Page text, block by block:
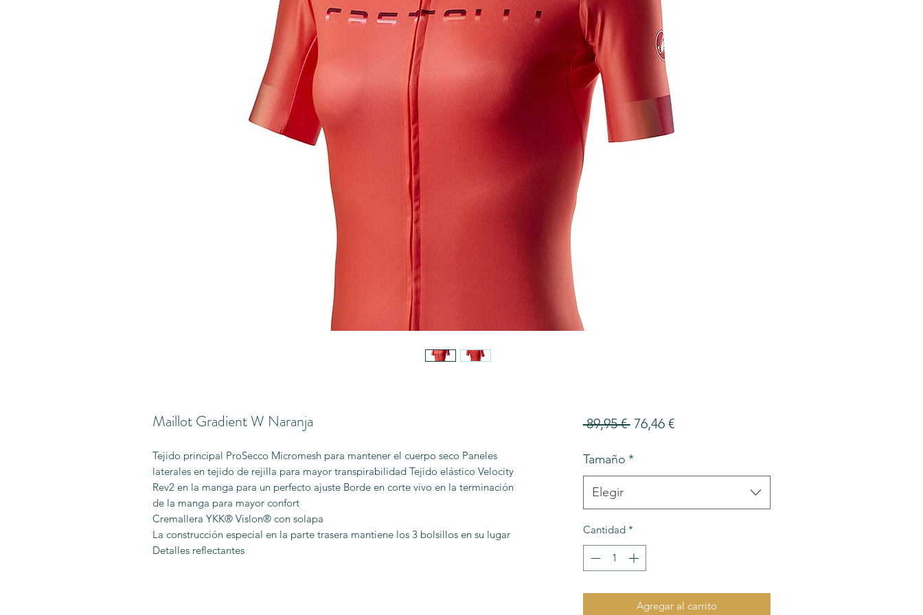
Maillot Gradient W Naranja
Tejido principal ProSecco Micromesh para mantener el cuerpo seco Paneles
laterales en tejido de rejilla para mayor transpirabilidad Tejido elástico Velocity
Rev2 en la manga para un perfecto ajuste Borde en corte vivo en la terminación
de la manga para mayor confort
Cremallera YKK® Vislon® con solapa
La construcción especial en la parte trasera mantiene los 3 bolsillos en su lugar
Detalles reflectantes
89,95 € Precio
76,46 €Precio
Tamaño *
Elegir
Cantidad *
Agregar al carrito